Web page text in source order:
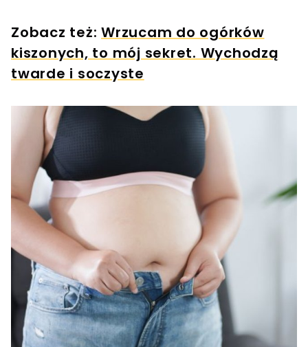
Zobacz też: Wrzucam do ogórków
kiszonych, to mój sekret. Wychodzą
twarde i soczyste